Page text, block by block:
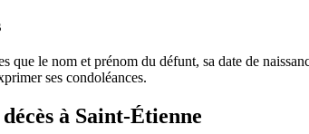
que le nom et prénom du défunt, sa date de
ses condoléances.
à Saint-Étienne